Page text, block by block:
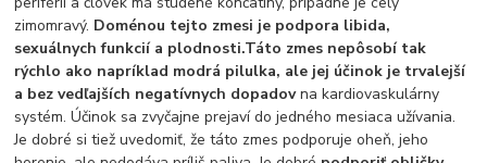
zimomravý. Doménou tejto zmesi je podpora libida,
sexuálnych funkcií a plodnosti.Táto zmes nepôsobí tak
rýchlo ako napríklad modrá pilulka, ale jej účinok je trvalejší
a bez vedľajších negatívnych dopadovna kardiovaskulárny
systém. Účinok sa zvyčajne prejaví do jedného mesiaca užívania.
Je dobré si tiež uvedomiť, že táto zmes podporuje oheň, jeho